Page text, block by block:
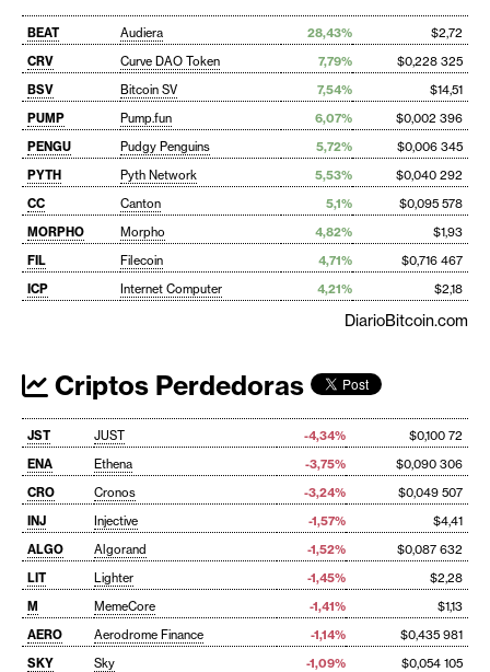
BEAT Audiera 28,43%
$2,72
CRV
Curve DAO Token 7,79%
$0,228 325
BSV
Bitcoin SV 7,54%
$14,51
PUMP
Pump.fun 6,07%
$0,002 396
PENGU
Pudgy Penguins 5,72%
$0,006 345
PYTH
Pyth Network 5,53%
$0,040 292
CC
Canton 5,1%
$0,095 578
MORPHO
Morpho 4,82%
$1,93
FIL
Filecoin 4,71%
$0,716 467
ICP
Internet Computer 4,21% $2,18
DiarioBitcoin.com
Criptos Perdedoras
JST JUST -4,34%
$0,100 72
ENA
Ethena -3,75%
$0,090 306
CRO
Cronos -3,24%
$0,049 507
INJ
Injective -1,57%
$4,41
ALGO
Algorand -1,52%
$0,087 632
LIT
Lighter -1,45%
$2,28
M
MemeCore -1,41%
$1,13
AERO
Aerodrome Finance -1,14%
$0,435 981
SKY
Sky -1,09%
$0,054 105